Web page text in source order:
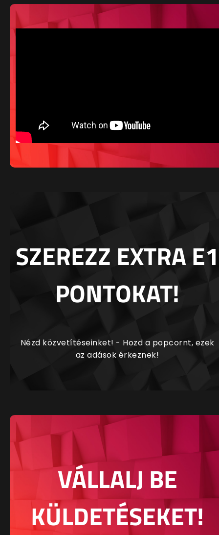
SZEREZZ EXTRA E1
PONTOKAT!
Nézd közvetítéseinket! - Hozd a popcornt, ezek
az adások érkeznek!
VÁLLALJ BE
KÜLDETÉSEKET!